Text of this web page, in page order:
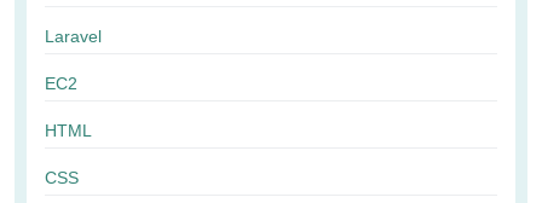
Laravel
EC2
HTML
CSS